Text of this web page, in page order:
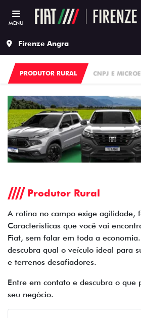
MENU
Firenze Angra
CNPJ E
PRODUTOR RURAL
Produtor Rural
A rotina no campo exige agilidade,
Características que você vai
Fiat, sem falar em toda a
descubra qual o veículo ideal para
e terrenos desafiadores.
Entre em contato e descubra o que
seu negócio.